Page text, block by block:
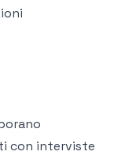
con interviste